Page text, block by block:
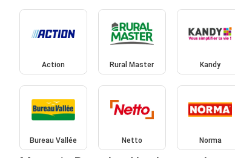
Action Rural Master Kandy
Bureau Vallée Netto Norma